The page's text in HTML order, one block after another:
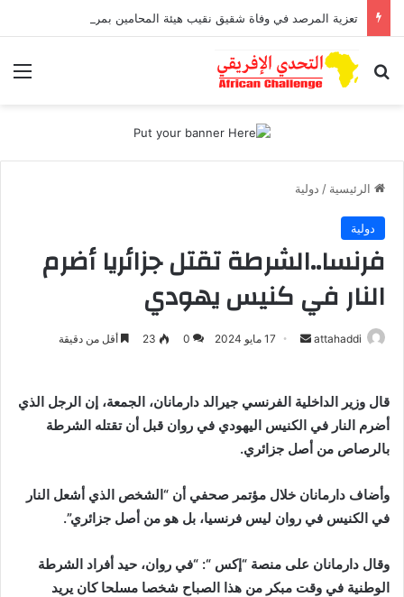
بحث عن
الرئيسية / دولية
دولية
فرنسا..الشرطة تقتل جزائريا أضرم
النار في كنيس يهودي
attahaddi
أرسل 17 مايو 2024 0
23 أقل من دقيقة
قال وزير الداخلية الفرنسي جيرالد دارمانان، الجمعة، إن الرجل الذي
أضرم النار في الكنيس اليهودي في روان قبل أن تقتله الشرطة
بالرصاص من أصل جزائري.
وأضاف دارمانان خلال مؤتمر صحفي أن “الشخص الذي أشعل النار
في الكنيس في روان ليس فرنسيا، بل هو من أصل جزائري”.
وقال دارمانان على منصة “إكس “: “في روان، حيد أفراد الشرطة
الوطنية في وقت مبكر من هذا الصباح شخصا مسلحا كان يريد